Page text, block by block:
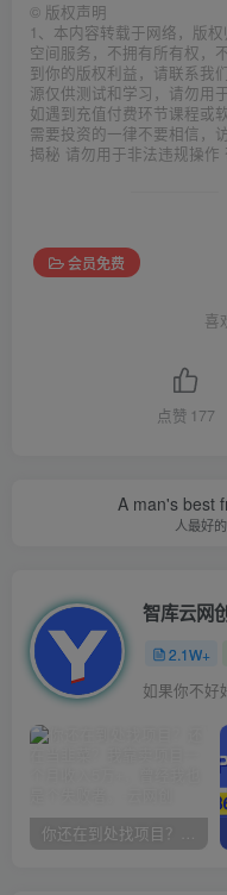
© 版权声明
1、本内容转载于网络，版
空间服务，不拥有所有权，
到你的版权利益，请联系我
源仅供测试和学习，请勿用
如遇到充值付费环节课程或
需要投资的一律不要相信，
揭秘 请勿用于非法违规操
会员免费
喜
点赞 177
A man's best
人最好
智库云网创
2.1W+
你还在到处找项目？还在当韭菜？我靠卖项目一个月收入5万+，曾经我也是个失败者。